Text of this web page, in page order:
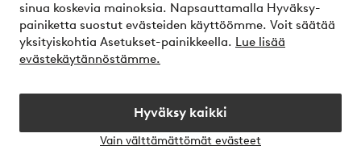
sinua koskevia mainoksia. Napsauttamalla Hyväksy-
painiketta suostut evästeiden käyttöömme. Voit säätää
yksityiskohtia Asetukset-painikkeella. Lue lisää
evästekäytännöstämme.
Hyväksy kaikki
Vain välttämättömät evästeet
Asiakaspalvelu Tilaukset Maksutavat
Omat sivut